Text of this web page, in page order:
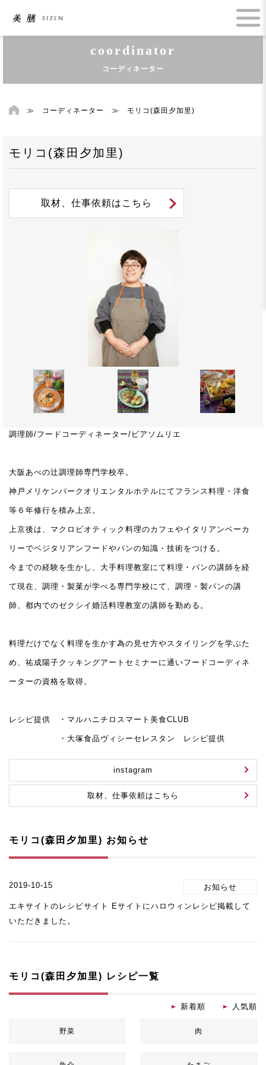
coordinator
コーディネーター
≫ コーディネーター ≫ モリコ(森田夕加里)
モリコ(森田夕加里)
取材、仕事依頼はこちら
調理師/フードコーディネーター/ビアソムリエ
大阪あべの辻調理師専門学校卒。
神戸メリケンパークオリエンタルホテルにてフランス料理・洋食
等６年修行を積み上京。
上京後は、マクロビオティック料理のカフェやイタリアンベーカ
リーでベジタリアンフードやパンの知識・技術をつける。
今までの経験を生かし、大手料理教室にて料理・パンの講師を経
て現在、調理・製菓が学べる専門学校にて、調理・製パンの講
師、都内でのゼクシイ婚活料理教室の講師を勤める。
料理だけでなく料理を生かす為の見せ方やスタイリングを学ぶた
め、祐成陽子クッキングアートセミナーに通いフードコーディネ
ーターの資格を取得。
レシピ提供 ・マルハニチロスマート美食CLUB
・大塚食品ヴィシーセレスタン レシピ提供
instagram
取材、仕事依頼はこちら
モリコ(森田夕加里) お知らせ
2019-10-15
エキサイトのレシピサイト Eサイトにハロウィンレシピ掲載して
いただきました。
モリコ(森田夕加里) レシピ一覧
新着順 人気順
野菜 肉